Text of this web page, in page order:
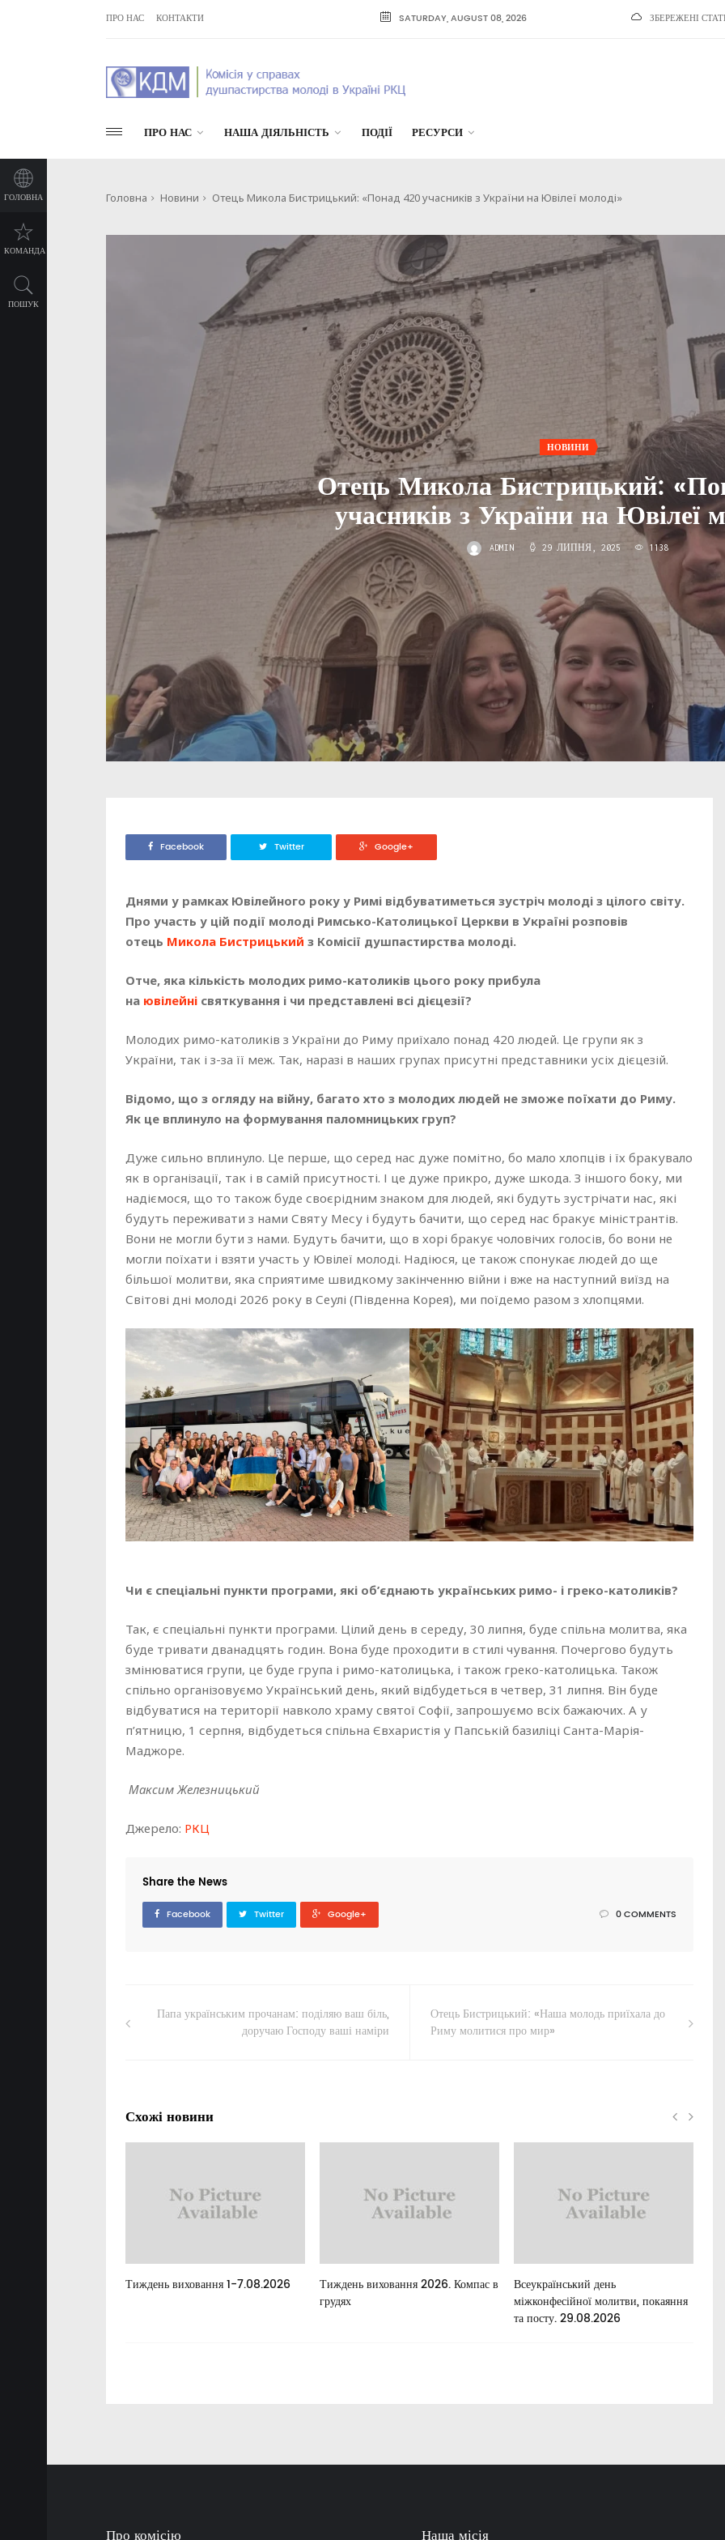
ПРО НАС КОНТАКТИ SATURDAY, AUGUST 08, 2026 ЗБЕРЕЖЕНІ
ПРО НАС НАША ДІЯЛЬНІСТЬ ПОДІЇ РЕСУРСИ
ГОЛОВНА
КОМАНДА
ПОШУК
Головна Новини Отець Микола Бистрицький: «Понад 420 учасників з України на Ювілеї молоді»
НОВИНИ
Отець Микола Бистрицький:
учасників з України на Ювілеї
ADMIN 29 ЛИПНЯ, 2025 1138
Facebook Twitter Google+
Днями у рамках Ювілейного року у Римі відбуватиметься зустріч молоді з цілого світу.
Про участь у цій події молоді Римсько-Католицької Церкви в Україні розповів
отець Микола Бистрицький з Комісії душпастирства молоді.
Отче, яка кількість молодих римо-католиків цього року прибула
на ювілейні святкування і чи представлені всі дієцезії?
Молодих римо-католиків з України до Риму приїхало понад 420 людей. Це групи як з
України, так і з-за її меж. Так, наразі в наших групах присутні представники усіх дієцезій.
Відомо, що з огляду на війну, багато хто з молодих людей не зможе поїхати до Риму.
Як це вплинуло на формування паломницьких груп?
Дуже сильно вплинуло. Це перше, що серед нас дуже помітно, бо мало хлопців і їх бракувало
як в організації, так і в самій присутності. І це дуже прикро, дуже шкода. З іншого боку, ми
надіємося, що то також буде своєрідним знаком для людей, які будуть зустрічати нас, які
будуть переживати з нами Святу Месу і будуть бачити, що серед нас бракує міністрантів.
Вони не могли бути з нами. Будуть бачити, що в хорі бракує чоловічих голосів, бо вони не
могли поїхати і взяти участь у Ювілеї молоді. Надіюся, це також спонукає людей до ще
більшої молитви, яка сприятиме швидкому закінченню війни і вже на наступний виїзд на
Світові дні молоді 2026 року в Сеулі (Південна Корея), ми поїдемо разом з хлопцями.
Чи є спеціальні пункти програми, які об’єднають українських римо- і греко-католиків?
Так, є спеціальні пункти програми. Цілий день в середу, 30 липня, буде спільна молитва, яка
буде тривати дванадцять годин. Вона буде проходити в стилі чування. Почергово будуть
змінюватися групи, це буде група і римо-католицька, і також греко-католицька. Також
спільно організовуємо Український день, який відбудеться в четвер, 31 липня. Він буде
відбуватися на території навколо храму святої Софії, запрошуємо всіх бажаючих. А у
п’ятницю, 1 серпня, відбудеться спільна Євхаристія у Папській базиліці Санта-Марія-
Маджоре.
Максим Железницький
Джерело: РКЦ
Share the News
Facebook Twitter Google+ 0 COMMENTS
Папа українським прочанам: поділяю ваш біль,
доручаю Господу ваші наміри
Отець Бистрицький: «Наша молодь приїхала до
Риму молитися про мир»
Схожі новини
Тиждень виховання 1-7.08.2026
Тиждень виховання 2026. Компас в
грудях
Всеукраїнський день
міжконфесійної молитви, покаяння
та посту. 29.08.2026